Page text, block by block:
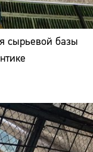
сырьевой базы